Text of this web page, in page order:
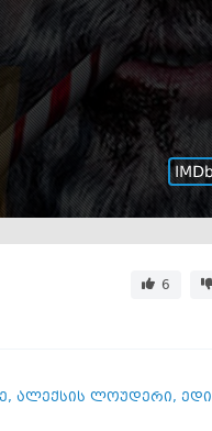
6
, ალექსის ლოუდერი, ედი